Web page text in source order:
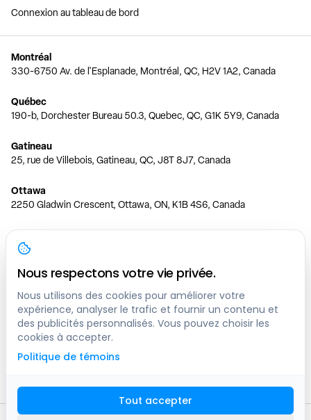
Connexion au tableau de bord
Montréal
330-6750 Av. de l'Esplanade, Montréal, QC, H2V 1A2, Canada
Québec
190-b, Dorchester Bureau 50.3, Quebec, QC, G1K 5Y9, Canada
Gatineau
25, rue de Villebois, Gatineau, QC, J8T 8J7, Canada
Ottawa
2250 Gladwin Crescent, Ottawa, ON, K1B 4S6, Canada
Toronto
150 Ferrand Dr, 6th Floor, Toronto, ON, M3C 3E5, Canada
Vancouver
1200 W 73rd Ave #1415, Vancouver, BC, V6P 6G5, Canada
Calgary
444 5 Ave SW #400 Calgary, AB, T2P 2T8, Canada
Nous respectons votre vie privée.
Nous utilisons des cookies pour améliorer votre
expérience, analyser le trafic et fournir un contenu et
des publicités personnalisés. Vous pouvez choisir les
cookies à accepter.
Politique de témoins
Tout accepter